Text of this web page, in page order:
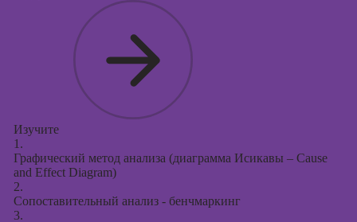
Изучите
1.
Графический метод анализа (диаграмма Исикавы – Cause
and Effect Diagram)
2.
Сопоставительный анализ - бенчмаркинг
3.